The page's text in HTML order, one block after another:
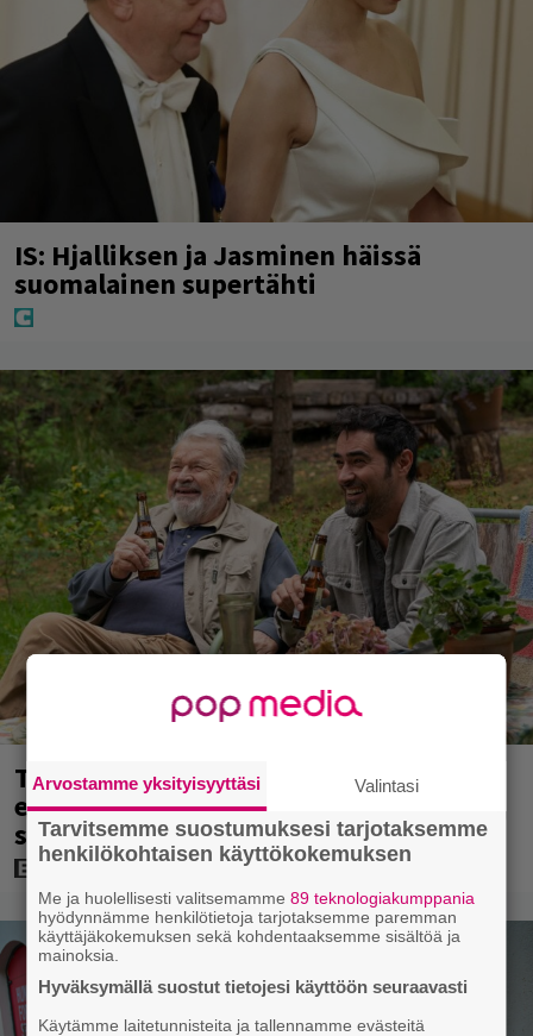
IS: Hjalliksen ja Jasminen häissä
suomalainen supertähti
Tänään tv:ssä: Koskettava kotimainen
elokuva vuodelta 2020 – ”Tehty isolla
sydämellä”
Arvostamme yksityisyyttäsi Valintasi
Tarvitsemme suostumuksesi tarjotaksemme
henkilökohtaisen käyttökokemuksen
Me ja huolellisesti valitsemamme89 teknologiakumppania
hyödynnämme henkilötietoja tarjotaksemme paremman
käyttäjäkokemuksen sekä kohdentaaksemme sisältöä ja
mainoksia.
Hyväksymällä suostut tietojesi käyttöön seuraavasti
Käytämme laitetunnisteita ja tallennamme evästeitä